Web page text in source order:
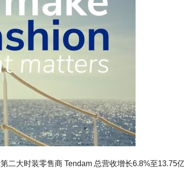
二大时装零售商 Tendam 总营收增长6.8%至13.75